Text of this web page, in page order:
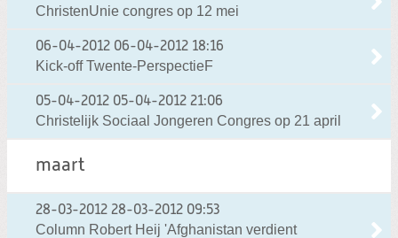
ChristenUnie congres op 12 mei
06-04-2012 06-04-2012 18:16
Kick-off Twente-PerspectieF
05-04-2012 05-04-2012 21:06
Christelijk Sociaal Jongeren Congres op 21 april
maart
28-03-2012 28-03-2012 09:53
Column Robert Heij 'Afghanistan verdient